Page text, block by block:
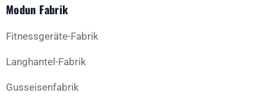
Modun Fabrik
Fitnessgeräte-Fabrik
Langhantel-Fabrik
Gusseisenfabrik